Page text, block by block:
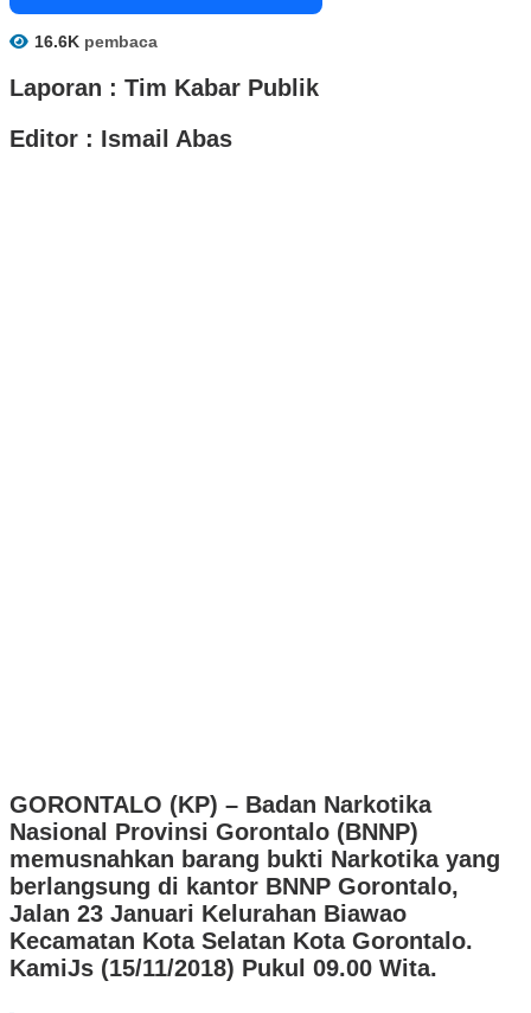
16.6K pembaca
Laporan : Tim Kabar Publik
Editor : Ismail Abas
GORONTALO (KP) – Badan Narkotika
Nasional Provinsi Gorontalo (BNNP)
memusnahkan barang bukti Narkotika yang
berlangsung di kantor BNNP Gorontalo,
Jalan 23 Januari Kelurahan Biawao
Kecamatan Kota Selatan Kota Gorontalo.
KamiJs (15/11/2018) Pukul 09.00 Wita.